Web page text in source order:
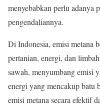
menyebabkan perlu adanya
pengendaliannya.
Di Indonesia, emisi metana
pertanian, energi, dan
sawah, menyumbang emisi
energi yang mencakup batu
emisi metana secara efektif